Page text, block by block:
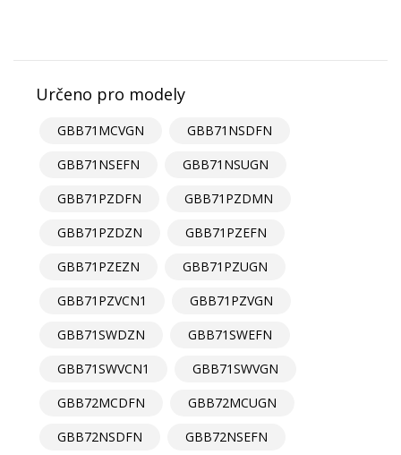
Určeno pro modely
GBB71MCVGN
GBB71NSDFN
GBB71NSEFN
GBB71NSUGN
GBB71PZDFN
GBB71PZDMN
GBB71PZDZN
GBB71PZEFN
GBB71PZEZN
GBB71PZUGN
GBB71PZVCN1
GBB71PZVGN
GBB71SWDZN
GBB71SWEFN
GBB71SWVCN1
GBB71SWVGN
GBB72MCDFN
GBB72MCUGN
GBB72NSDFN
GBB72NSEFN